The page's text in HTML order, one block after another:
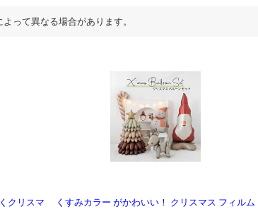
って異なる場合があります。
クリスマ
くすみカラー がかわいい！ クリスマス フィルム